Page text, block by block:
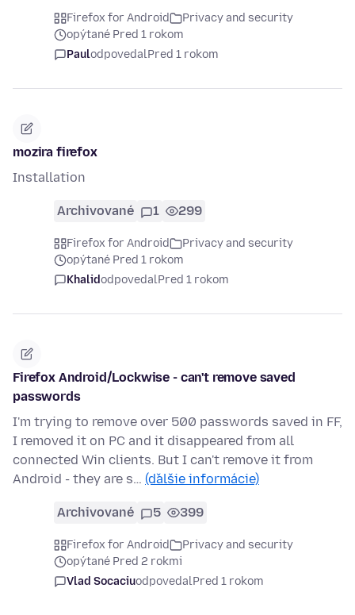
Firefox for Android
Privacy and security
opýtané Pred 1 rokom
PaulodpovedalPred 1 rokom
mozira firefox
Installation
Archivované 1 299
Firefox for Android
Privacy and security
opýtané Pred 1 rokom
KhalidodpovedalPred 1 rokom
Firefox Android/Lockwise - can't remove saved
passwords
I'm trying to remove over 500 passwords saved in FF,
I removed it on PC and it disappeared from all
connected Win clients. But I can't remove it from
Android - they are s… (ďalšie informácie)
Archivované 5 399
Firefox for Android
Privacy and security
opýtané Pred 2 rokmi
Vlad SocaciuodpovedalPred 1 rokom